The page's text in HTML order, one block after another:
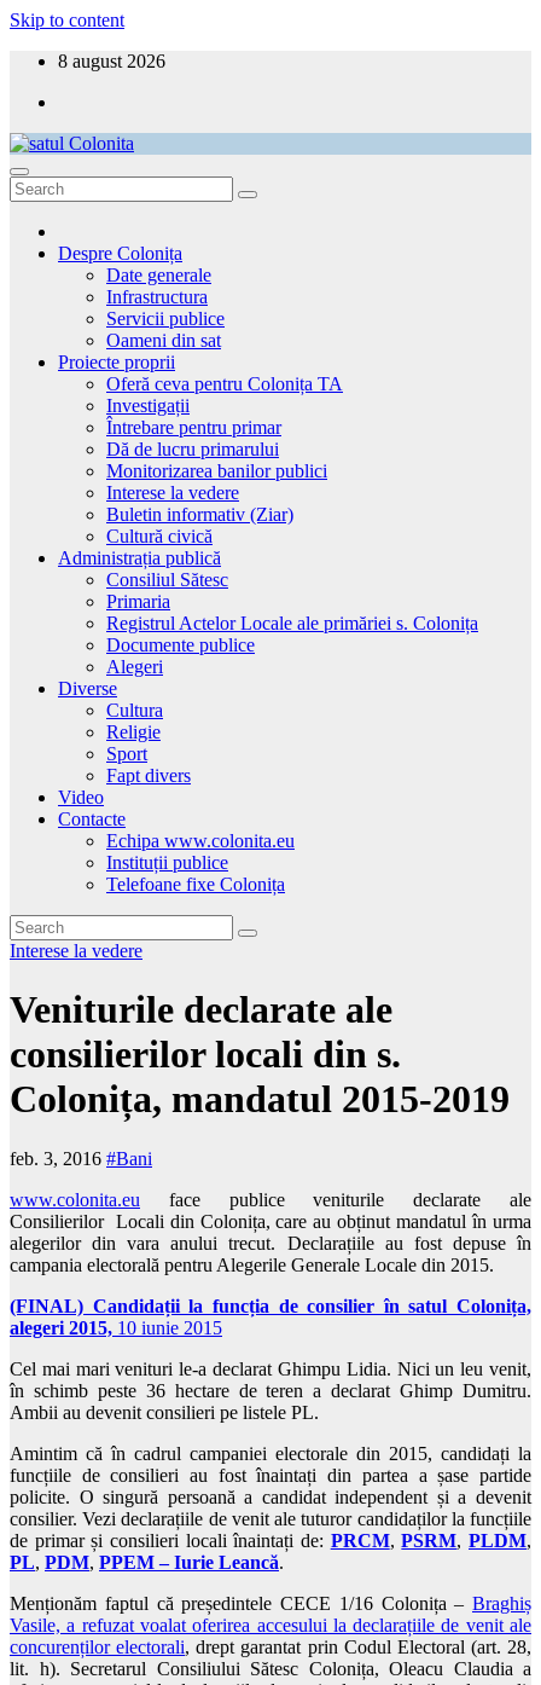
Skip to content
8 august 2026
satul Colonita
Aici ești acasă!
Despre Colonița
Date generale
Infrastructura
Servicii publice
Oameni din sat
Proiecte proprii
Oferă ceva pentru Colonița TA
Investigații
Întrebare pentru primar
Dă de lucru primarului
Monitorizarea banilor publici
Interese la vedere
Buletin informativ (Ziar)
Cultură civică
Administrația publică
Consiliul Sătesc
Primaria
Registrul Actelor Locale ale primăriei s. Colonița
Documente publice
Alegeri
Diverse
Cultura
Religie
Sport
Fapt divers
Video
Contacte
Echipa www.colonita.eu
Instituții publice
Telefoane fixe Colonița
Interese la vedere
Veniturile declarate ale
consilierilor locali din s.
Colonița, mandatul 2015-2019
feb. 3, 2016 #Bani
www.colonita.eu face publice veniturile declarate ale
Consilierilor Locali din Colonița, care au obținut mandatul în urma
alegerilor din vara anului trecut. Declarațiile au fost depuse în
campania electorală pentru Alegerile Generale Locale din 2015.
(FINAL) Candidații la funcția de consilier în satul Colonița,
alegeri 2015, 10 iunie 2015
Cel mai mari venituri le-a declarat Ghimpu Lidia. Nici un leu venit,
în schimb peste 36 hectare de teren a declarat Ghimp Dumitru.
Ambii au devenit consilieri pe listele PL.
Amintim că în cadrul campaniei electorale din 2015, candidați la
funcțiile de consilieri au fost înaintați din partea a șase partide
policite. O singură persoană a candidat independent și a devenit
consilier. Vezi declarațiile de venit ale tuturor candidaților la funcțiile
de primar și consilieri locali înaintați de: PRCM,PSRM,PLDM,
PL, PDM, PPEM – Iurie Leancă.
Menționăm faptul că președintele CECE 1/16 Colonița – Braghiș
Vasile, a refuzat voalat oferirea accesului la declarațiile de venit ale
concurenților electorali, drept garantat prin Codul Electoral (art. 28,
lit. h). Secretarul Consiliului Sătesc Colonița, Oleacu Claudia a